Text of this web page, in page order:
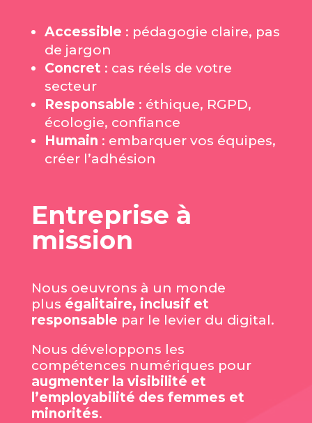
Accessible : pédagogie claire, pas
de jargon
Concret : cas réels de votre
secteur
Responsable : éthique, RGPD,
écologie, confiance
Humain : embarquer vos équipes,
créer l’adhésion
Entreprise à
mission
Nous oeuvrons à un monde
plus égalitaire, inclusif et
responsable par le levier du digital.
Nous développons les
compétences numériques pour
augmenter la visibilité et
l’employabilité des femmes et
minorités.